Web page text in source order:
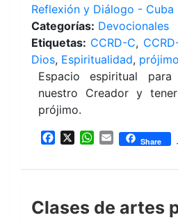
Reflexión y Diálogo - Cuba
Categorías: Devocionales
Etiquetas: CCRD-C,
Dios, Espiritualidad, prójimo
Espacio espiritual
nuestro Creador y
prójimo.
o
W
A
E
Share
Clases de artes